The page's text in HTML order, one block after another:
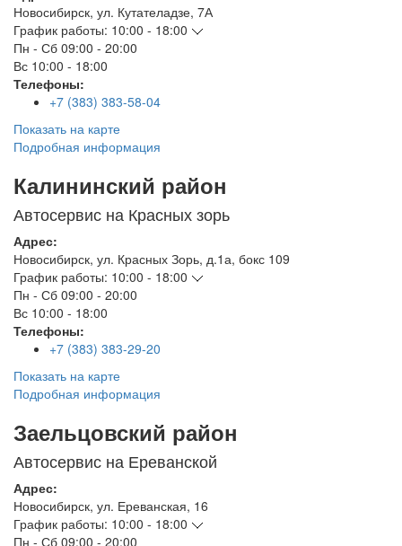
Новосибирск, ул. Кутателадзе, 7А
График работы: 10:00 - 18:00
Пн - Сб 09:00 - 20:00
Вс 10:00 - 18:00
Телефоны:
+7 (383) 383-58-04
Показать на карте
Подробная информация
Калининский район
Автосервис на Красных зорь
Адрес:
Новосибирск, ул. Красных Зорь, д.1а, бокс 109
График работы: 10:00 - 18:00
Пн - Сб 09:00 - 20:00
Вс 10:00 - 18:00
Телефоны:
+7 (383) 383-29-20
Показать на карте
Подробная информация
Заельцовский район
Автосервис на Ереванской
Адрес:
Новосибирск, ул. Ереванская, 16
График работы: 10:00 - 18:00
Пн - Сб 09:00 - 20:00